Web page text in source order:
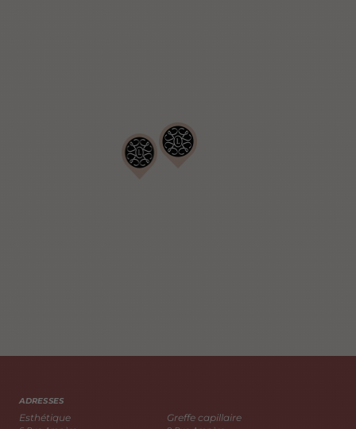
ADRESSES
Esthétique Greffe capillaire